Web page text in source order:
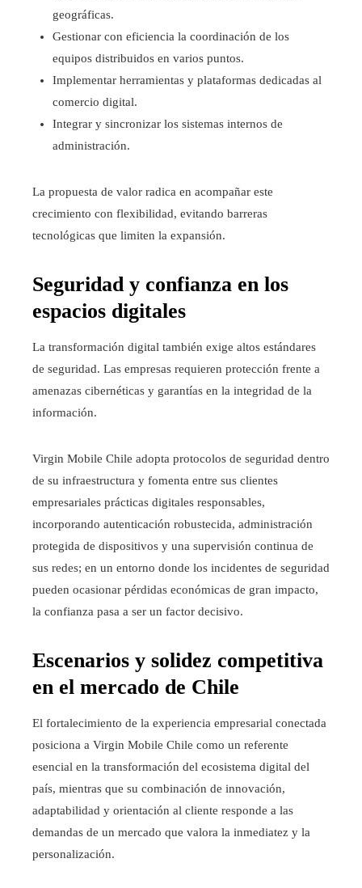
geográficas.
Gestionar con eficiencia la coordinación de los
equipos distribuidos en varios puntos.
Implementar herramientas y plataformas dedicadas al
comercio digital.
Integrar y sincronizar los sistemas internos de
administración.
La propuesta de valor radica en acompañar este
crecimiento con flexibilidad, evitando barreras
tecnológicas que limiten la expansión.
Seguridad y confianza en los
espacios digitales
La transformación digital también exige altos estándares
de seguridad. Las empresas requieren protección frente a
amenazas cibernéticas y garantías en la integridad de la
información.
Virgin Mobile Chile adopta protocolos de seguridad dentro
de su infraestructura y fomenta entre sus clientes
empresariales prácticas digitales responsables,
incorporando autenticación robustecida, administración
protegida de dispositivos y una supervisión continua de
sus redes; en un entorno donde los incidentes de seguridad
pueden ocasionar pérdidas económicas de gran impacto,
la confianza pasa a ser un factor decisivo.
Escenarios y solidez competitiva
en el mercado de Chile
El fortalecimiento de la experiencia empresarial conectada
posiciona a Virgin Mobile Chile como un referente
esencial en la transformación del ecosistema digital del
país, mientras que su combinación de innovación,
adaptabilidad y orientación al cliente responde a las
demandas de un mercado que valora la inmediatez y la
personalización.